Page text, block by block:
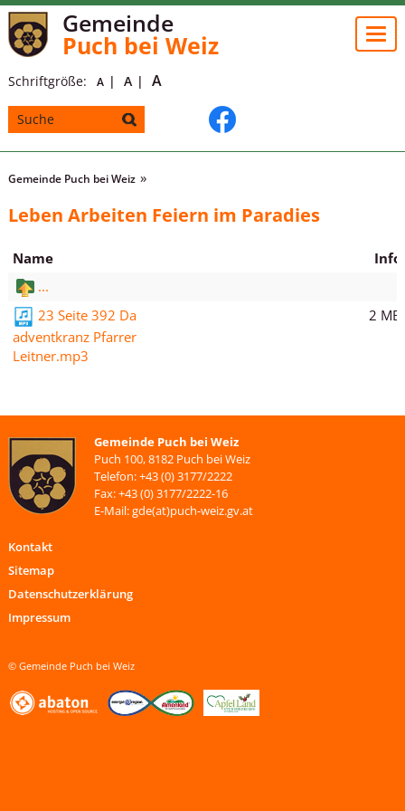
Gemeinde
Puch bei Weiz
Schriftgröße: A A A
Gemeinde Puch bei Weiz
Leben Arbeiten Feiern im Paradies
Name
Info
...
23 Seite 392 Da
adventkranz Pfarrer
Leitner.mp3
2 MB
Gemeinde Puch bei Weiz
Puch 100, 8182 Puch bei Weiz
Telefon: +43 (0) 3177/2222
Fax: +43 (0) 3177/2222-16
E-Mail: gde(at)puch-weiz.gv.at
Kontakt
Sitemap
Datenschutzerklärung
Impressum
© Gemeinde Puch bei Weiz